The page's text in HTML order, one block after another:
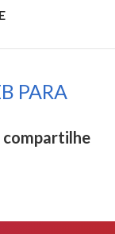
PARA
compartilhe